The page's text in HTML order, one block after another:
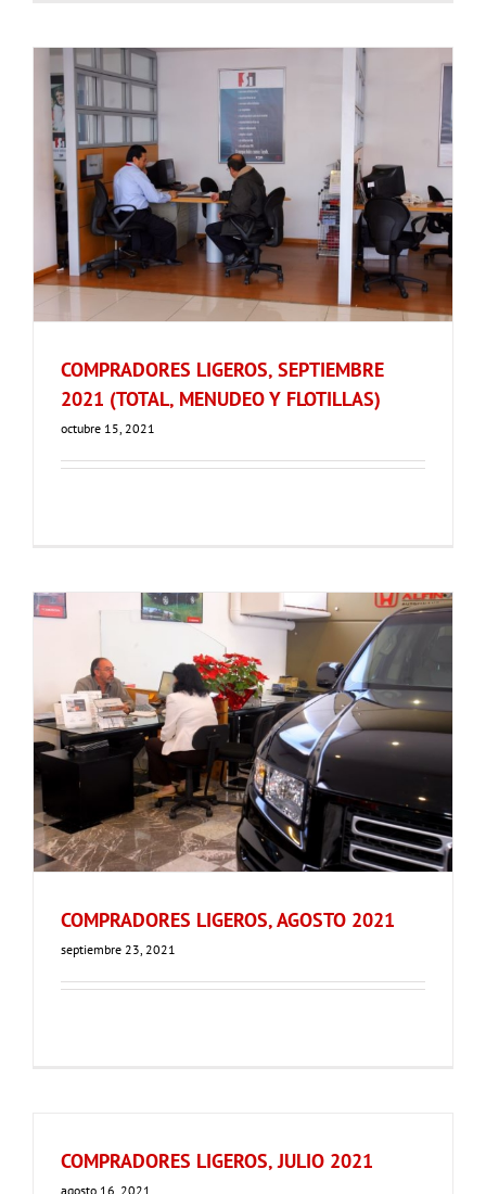
COMPRADORES LIGEROS, SEPTIEMBRE
2021 (TOTAL, MENUDEO Y FLOTILLAS)
octubre 15, 2021
COMPRADORES LIGEROS, AGOSTO 2021
septiembre 23, 2021
COMPRADORES LIGEROS, JULIO 2021
agosto 16, 2021